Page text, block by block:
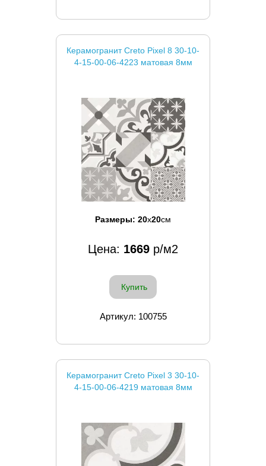
Керамогранит Creto Pixel 8 30-10-
4-15-00-06-4223 матовая 8мм
Размеры: 20x20см
Цена: 1669 р/м2
Купить
Артикул: 100755
Керамогранит Creto Pixel 3 30-10-
4-15-00-06-4219 матовая 8мм